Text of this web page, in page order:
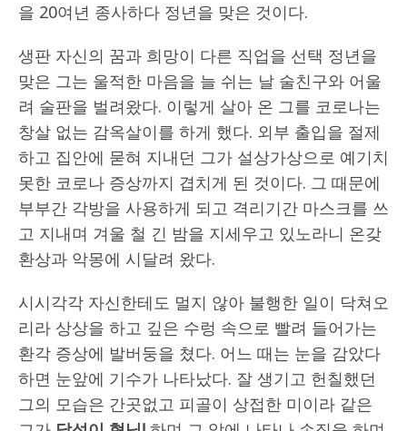
을 20여년 종사하다 정년을 맞은 것이다.
생판 자신의 꿈과 희망이 다른 직업을 선택 정년을
맞은 그는 울적한 마음을 늘 쉬는 날 술친구와 어울
려 술판을 벌려왔다. 이렇게 살아 온 그를 코로나는
창살 없는 감옥살이를 하게 했다. 외부 출입을 절제
하고 집안에 묻혀 지내던 그가 설상가상으로 예기치
못한 코로나 증상까지 겹치게 된 것이다. 그 때문에
부부간 각방을 사용하게 되고 격리기간 마스크를 쓰
고 지내며 겨울 철 긴 밤을 지세우고 있노라니 온갖
환상과 악몽에 시달려 왔다.
시시각각 자신한테도 멀지 않아 불행한 일이 닥쳐오
리라 상상을 하고 깊은 수렁 속으로 빨려 들어가는
환각 증상에 발버둥을 쳤다. 어느 때는 눈을 감았다
하면 눈앞에 기수가 나타났다. 잘 생기고 헌칠했던
그의 모습은 간곳없고 피골이 상접한 미이라 같은